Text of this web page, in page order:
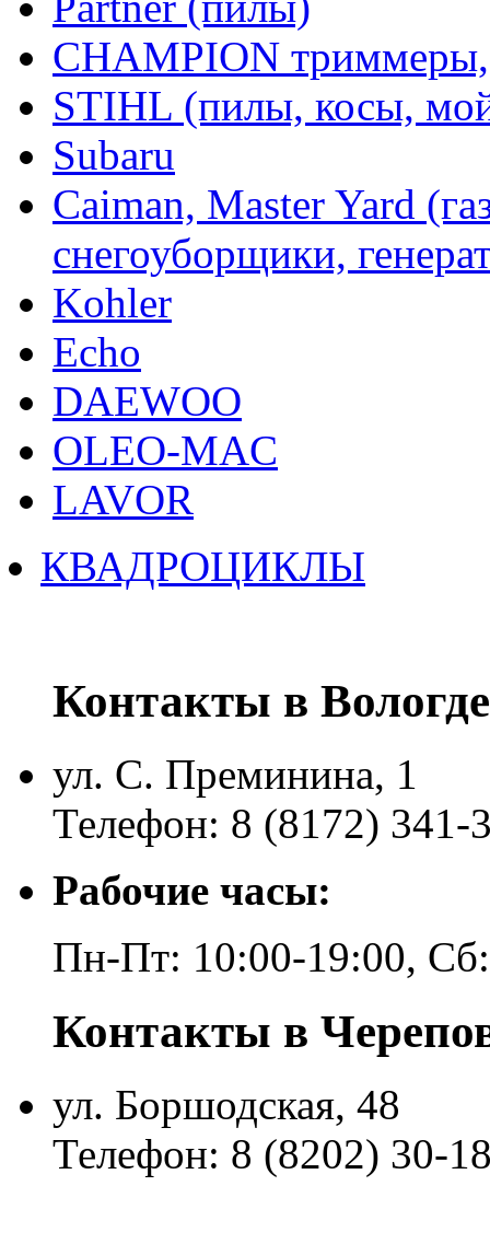
CHAMPION
STIHL (пилы, косы,
Subaru
Caiman, Master Yard
снегоуборщики,
Kohler
Echo
DAEWOO
OLEO-MAC
LAVOR
КВАДРОЦИКЛЫ
Контакты в Вологде
ул. С. Преминина, 1
Телефон: 8 (8172) 341-
Рабочие часы:
Пн-Пт: 10:00-19:00,
Контакты в
ул. Боршодская, 48
Телефон: 8 (8202) 30-